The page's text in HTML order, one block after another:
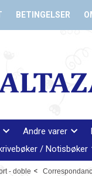
BETINGELSER
Andre varer
/ Notisbøker
- doble <